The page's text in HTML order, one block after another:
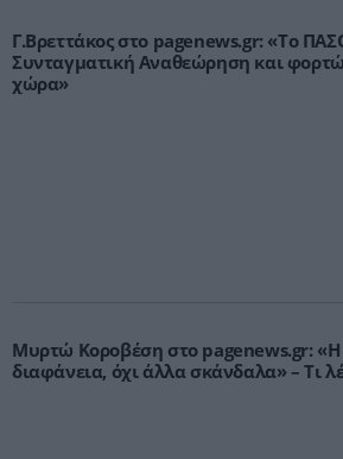
Γ.Βρεττάκος στο pagenews.gr: «Το
Συνταγματική Αναθεώρηση και
χώρα»
Μυρτώ Κοροβέση στο pagenews.gr: «Η
διαφάνεια, όχι άλλα σκάνδαλα» – Τι